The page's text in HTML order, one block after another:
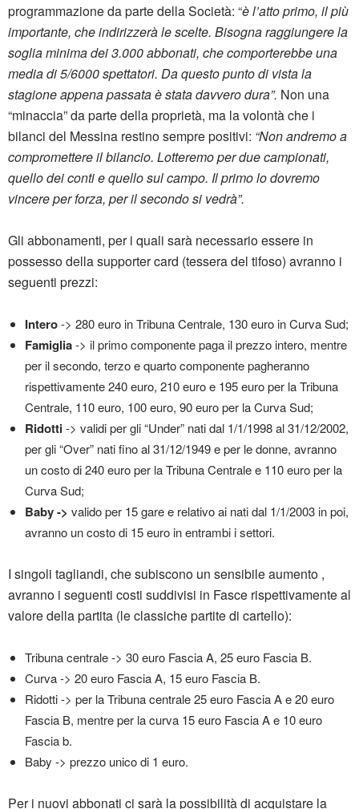
programmazione da parte della Società: “è l’atto primo, il più
importante, che indirizzerà le scelte. Bisogna raggiungere la
soglia minima dei 3.000 abbonati, che comporterebbe una
media di 5/6000 spettatori. Da questo punto di vista la
stagione appena passata è stata davvero dura”. Non una
“minaccia” da parte della proprietà, ma la volontà che i
bilanci del Messina restino sempre positivi: “Non andremo a
compromettere il bilancio. Lotteremo per due campionati,
quello dei conti e quello sul campo. Il primo lo dovremo
vincere per forza, per il secondo si vedrà”.
Gli abbonamenti, per i quali sarà necessario essere in
possesso della supporter card (tessera del tifoso) avranno i
seguenti prezzi:
Intero-> 280 euro in Tribuna Centrale, 130 euro in Curva Sud;
Famiglia-> il primo componente paga il prezzo intero, mentre
per il secondo, terzo e quarto componente pagheranno
rispettivamente 240 euro, 210 euro e 195 euro per la Tribuna
Centrale, 110 euro, 100 euro, 90 euro per la Curva Sud;
Ridotti-> validi per gli “Under” nati dal 1/1/1998 al 31/12/2002,
per gli “Over” nati fino al 31/12/1949 e per le donne, avranno
un costo di 240 euro per la Tribuna Centrale e 110 euro per la
Curva Sud;
Baby -> valido per 15 gare e relativo ai nati dal 1/1/2003 in poi,
avranno un costo di 15 euro in entrambi i settori.
I singoli tagliandi, che subiscono un sensibile aumento ,
avranno i seguenti costi suddivisi in Fasce rispettivamente al
valore della partita (le classiche partite di cartello):
Tribuna centrale -> 30 euro Fascia A, 25 euro Fascia B.
Curva -> 20 euro Fascia A, 15 euro Fascia B.
Ridotti -> per la Tribuna centrale 25 euro Fascia A e 20 euro
Fascia B, mentre per la curva 15 euro Fascia A e 10 euro
Fascia b.
Baby -> prezzo unico di 1 euro.
Per i nuovi abbonati ci sarà la possibilità di acquistare la